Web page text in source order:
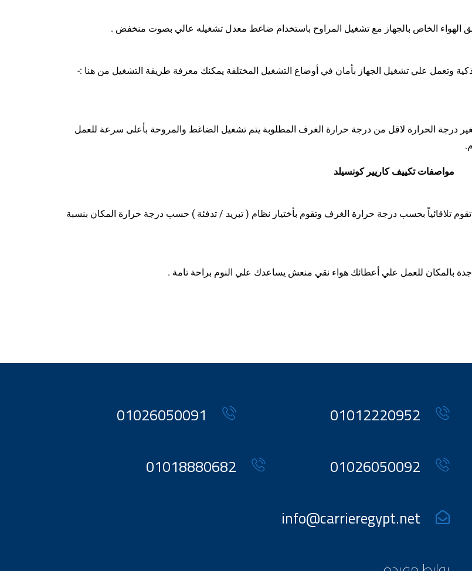
الهواء الخاص بالجهاز مع تشغيل المراوح باستخدام ضاغط معدل تشغيله عالي بصوت منخفض .
وتعمل علي تشغيل الجهاز بأمان في أوضاع التشغيل المختلفة يمكنك معرفة طريقة التشغيل من هنا :-
درجة الحرارة لاقل من درجة حرارة الغرف المطلوبة يتم تشغيل الضاغط والمروحة بأعلى سرعة للعمل
مواصفات تكييف كاريير كونسيلد
تلاقائياً بحسب درجة حرارة الغرف وتقوم بأختيار نظام ( تبريد / تدفئة ) حسب درجة حرارة المكان بنسبة
بالمكان للعمل علي أعطائك هواء نقي منعش يساعدك علي النوم براحة تامة .
01012220952
01026050091
01026050092
01018880682
info@carrieregypt.net